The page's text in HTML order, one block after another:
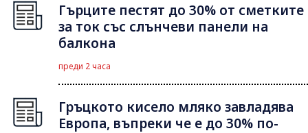
Гърците пестят до 30% от сметките
за ток със слънчеви панели на
балкона
преди 2 часа
Гръцкото кисело мляко завладява
Европа, въпреки че е до 30% по-